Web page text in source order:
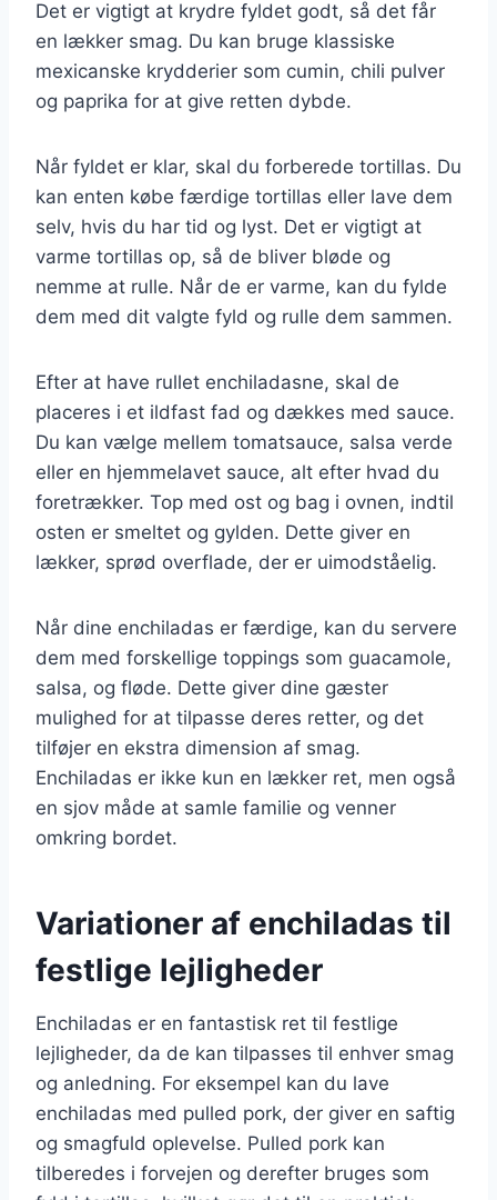
Det er vigtigt at krydre fyldet godt, så det får
en lækker smag. Du kan bruge klassiske
mexicanske krydderier som cumin, chili pulver
og paprika for at give retten dybde.
Når fyldet er klar, skal du forberede tortillas. Du
kan enten købe færdige tortillas eller lave dem
selv, hvis du har tid og lyst. Det er vigtigt at
varme tortillas op, så de bliver bløde og
nemme at rulle. Når de er varme, kan du fylde
dem med dit valgte fyld og rulle dem sammen.
Efter at have rullet enchiladasne, skal de
placeres i et ildfast fad og dækkes med sauce.
Du kan vælge mellem tomatsauce, salsa verde
eller en hjemmelavet sauce, alt efter hvad du
foretrækker. Top med ost og bag i ovnen, indtil
osten er smeltet og gylden. Dette giver en
lækker, sprød overflade, der er uimodståelig.
Når dine enchiladas er færdige, kan du servere
dem med forskellige toppings som guacamole,
salsa, og fløde. Dette giver dine gæster
mulighed for at tilpasse deres retter, og det
tilføjer en ekstra dimension af smag.
Enchiladas er ikke kun en lækker ret, men også
en sjov måde at samle familie og venner
omkring bordet.
Variationer af enchiladas til
festlige lejligheder
Enchiladas er en fantastisk ret til festlige
lejligheder, da de kan tilpasses til enhver smag
og anledning. For eksempel kan du lave
enchiladas med pulled pork, der giver en saftig
og smagfuld oplevelse. Pulled pork kan
tilberedes i forvejen og derefter bruges som